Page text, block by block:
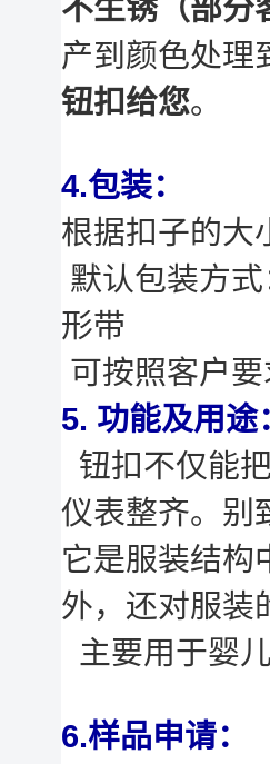
不生锈（部分
产到颜色处理
钮扣给您。
4.包装：
根据扣子的大
默认包装方
形带
可按照客户
5. 功能及用途
钮扣不仅能
仪表整齐。别
它是服装结构
外，还对服装
主要用于婴
6.样品申请：